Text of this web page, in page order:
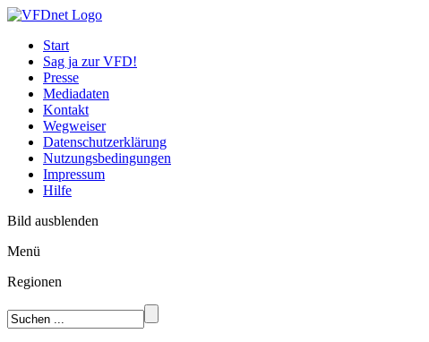
Start
Sag ja zur VFD!
Presse
Mediadaten
Kontakt
Wegweiser
Datenschutzerklärung
Nutzungsbedingungen
Impressum
Hilfe
Bild ausblenden
Menü
Regionen